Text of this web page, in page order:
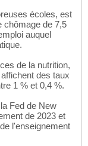
écoles, est
chômage de 7,5
auquel
de la nutrition,
des taux
1 % et 0,4 %.
Fed de New
de 2023 et
l'enseignement